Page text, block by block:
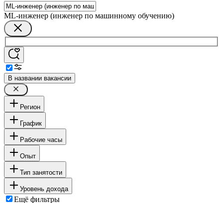
ML-инженер (инженер по машинному обучению)
В названии вакансии
Регион
График
Рабочие часы
Опыт
Тип занятости
Уровень дохода
Ещё фильтры